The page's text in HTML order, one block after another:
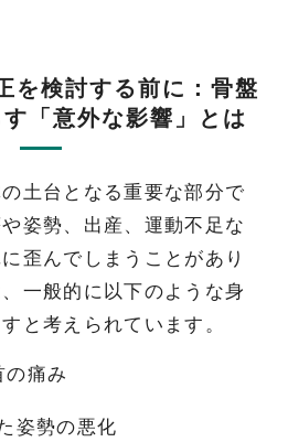
を検討する前に：骨盤
「意外な影響」とは
土台となる重要な部分で
姿勢、出産、運動不足な
歪んでしまうことがあり
一般的に以下のような身
と考えられています。
の痛み
姿勢の悪化